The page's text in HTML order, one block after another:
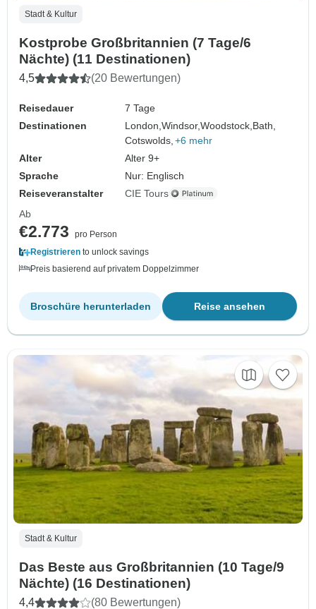
Stadt & Kultur
Kostprobe Großbritannien (7 Tage/6
Nächte) (11 Destinationen)
4,5 (20 Bewertungen)
Reisedauer
7 Tage
Destinationen
London,Windsor,Woodstock, Bath,
Cotswolds, +6 mehr
Alter
Alter 9+
Sprache
Nur: Englisch
Reiseveranstalter
CIE Tours
Ab
€2.773
pro Person
Registrieren to unlock savings
Preis basierend auf privatem Doppelzimmer
Reise ansehen
Broschüre herunterladen
Stadt & Kultur
Das Beste aus Großbritannien (10 Tage/9
Nächte) (16 Destinationen)
4,4 (80 Bewertungen)